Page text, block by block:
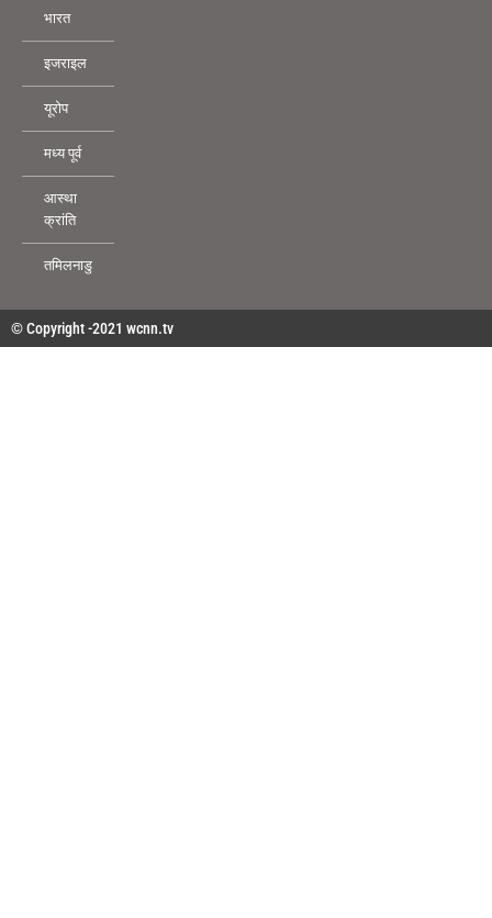
भारत
इजराइल
यूरोप
मध्य पूर्व
आस्था
क्रांति
तमिलनाडु
© Copyright -2021 wcnn.tv